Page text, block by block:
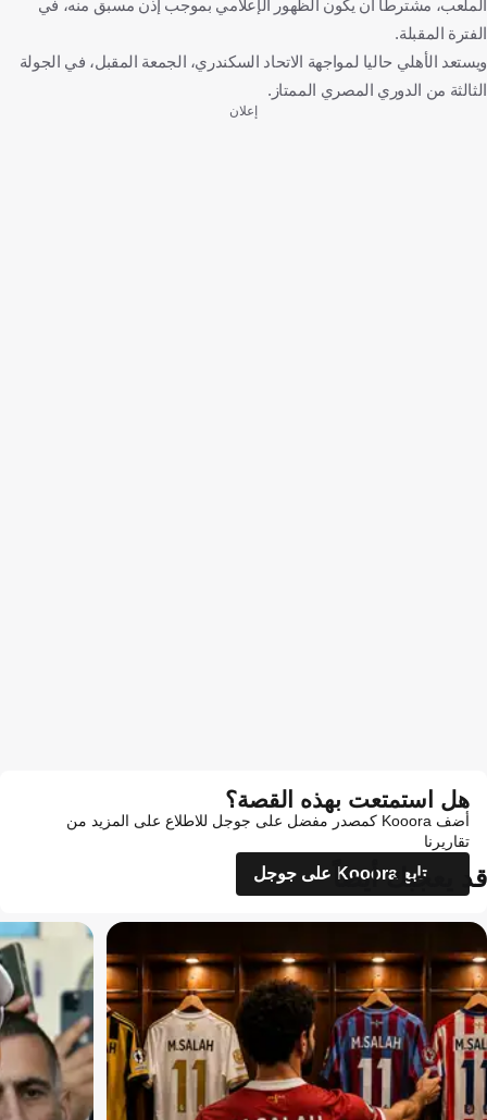
الملعب، مشترطا أن يكون الظهور الإعلامي بموجب إذن مسبق منه، في
الفترة المقبلة.
ويستعد الأهلي حاليا لمواجهة الاتحاد السكندري، الجمعة المقبل، في الجولة
الثالثة من الدوري المصري الممتاز.
إعلان
هل استمتعت بهذه القصة؟
أضف Kooora كمصدر مفضل على جوجل للاطلاع على المزيد من
تقاريرنا
تابع Kooora على جوجل
قد يعجبك أيضاً